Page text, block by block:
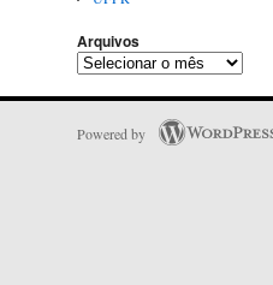
Arquivos
Powered by